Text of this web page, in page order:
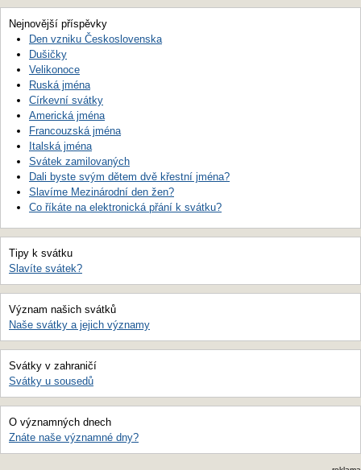
Nejnovější příspěvky
Den vzniku Československa
Dušičky
Velikonoce
Ruská jména
Církevní svátky
Americká jména
Francouzská jména
Italská jména
Svátek zamilovaných
Dali byste svým dětem dvě křestní jména?
Slavíme Mezinárodní den žen?
Co říkáte na elektronická přání k svátku?
Tipy k svátku
Slavíte svátek?
Význam našich svátků
Naše svátky a jejich významy
Svátky v zahraničí
Svátky u sousedů
O významných dnech
Znáte naše významné dny?